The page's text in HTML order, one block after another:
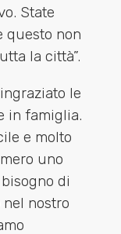
State
questo non
la città”.
le
in famiglia.
e molto
uno
di
nostro